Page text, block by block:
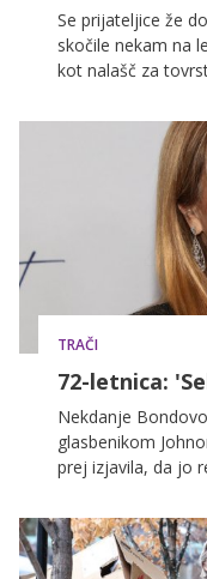
Se prijateljice že
skočile nekam na
kot nalašč za
odličen ženski
stvari, ki nikakor
TRAČI
72-letnica:
Nekdanje
glasbenikom
prej izjavila, da jo
boljši kot v